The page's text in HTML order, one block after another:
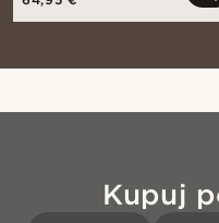
Kupuj